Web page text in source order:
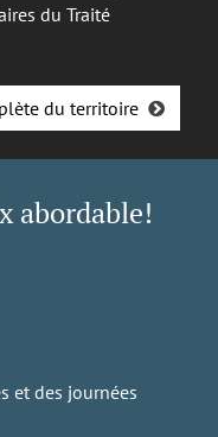
du Traité
du territoire
abordable!
et des journées